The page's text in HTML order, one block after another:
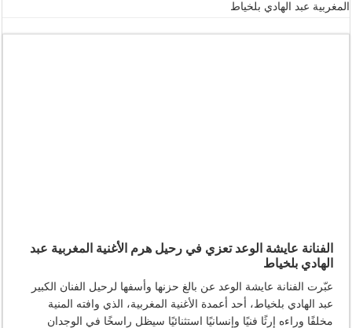
المغربية عبد الهادي بلخياط
الفنانة عايشة الوعد تعزي في رحيل هرم الأغنية المغربية عبد
الهادي بلخياط
عبّرت الفنانة عايشة الوعد عن بالغ حزنها وأسفها لرحيل الفنان الكبير
عبد الهادي بلخياط، أحد أعمدة الأغنية المغربية، الذي وافته المنية
مخلفًا وراءه إرثًا فنيًا وإنسانيًا استثنائيًا سيظل راسخًا في الوجدان